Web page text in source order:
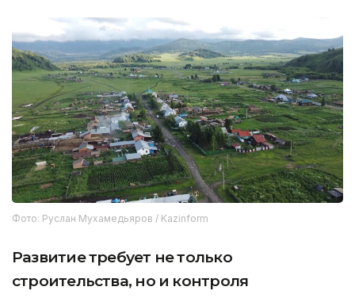
Фото: Руслан Мухамедьяров / Kazinform
Развитие требует не только
строительства, но и контроля